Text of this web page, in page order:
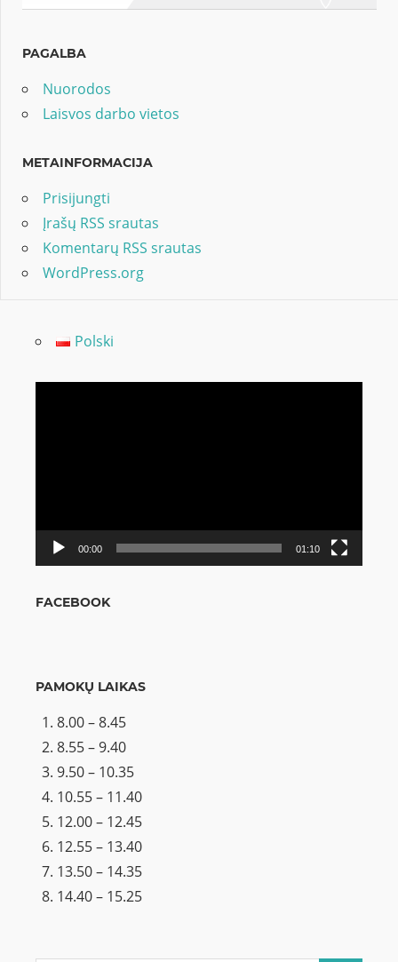
PAGALBA
Nuorodos
Laisvos darbo vietos
METAINFORMACIJA
Prisijungti
Įrašų RSS srautas
Komentarų RSS srautas
WordPress.org
Polski
00:00 01:10
FACEBOOK
PAMOKŲ LAIKAS
8.00 – 8.45
8.55 – 9.40
9.50 – 10.35
10.55 – 11.40
12.00 – 12.45
12.55 – 13.40
13.50 – 14.35
14.40 – 15.25